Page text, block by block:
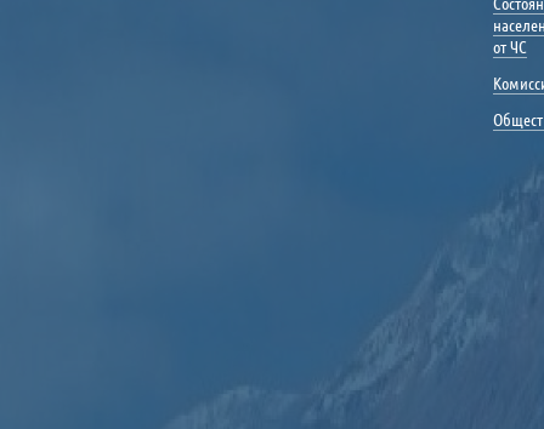
от ЧС